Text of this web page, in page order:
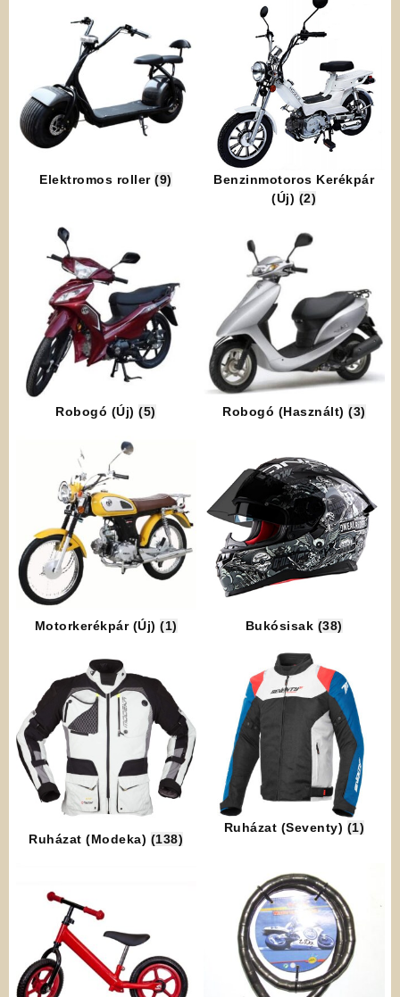
Elektromos roller(9)
Benzinmotoros Kerékpár
(Új) (2)
Robogó (Új)(5) Robogó (Használt)(3)
Motorkerékpár (Új)(1) Bukósisak (38)
Ruházat (Modeka) (138)
Ruházat (Seventy) (1)